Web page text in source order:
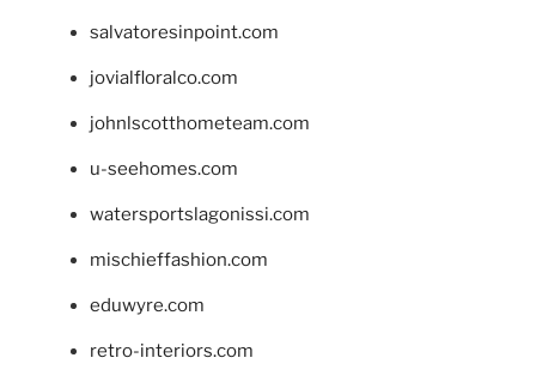
salvatoresinpoint.com
jovialfloralco.com
johnlscotthometeam.com
u-seehomes.com
watersportslagonissi.com
mischieffashion.com
eduwyre.com
retro-interiors.com